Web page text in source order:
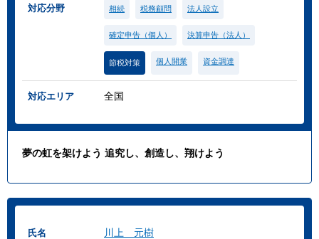
対応分野 相続 税務顧問 法人設立
確定申告（個人） 決算申告（法人）
節税対策 個人開業 資金調達
対応エリア 全国
夢の虹を架けよう 追究し、創造し、翔けよう
氏名 川上 元樹